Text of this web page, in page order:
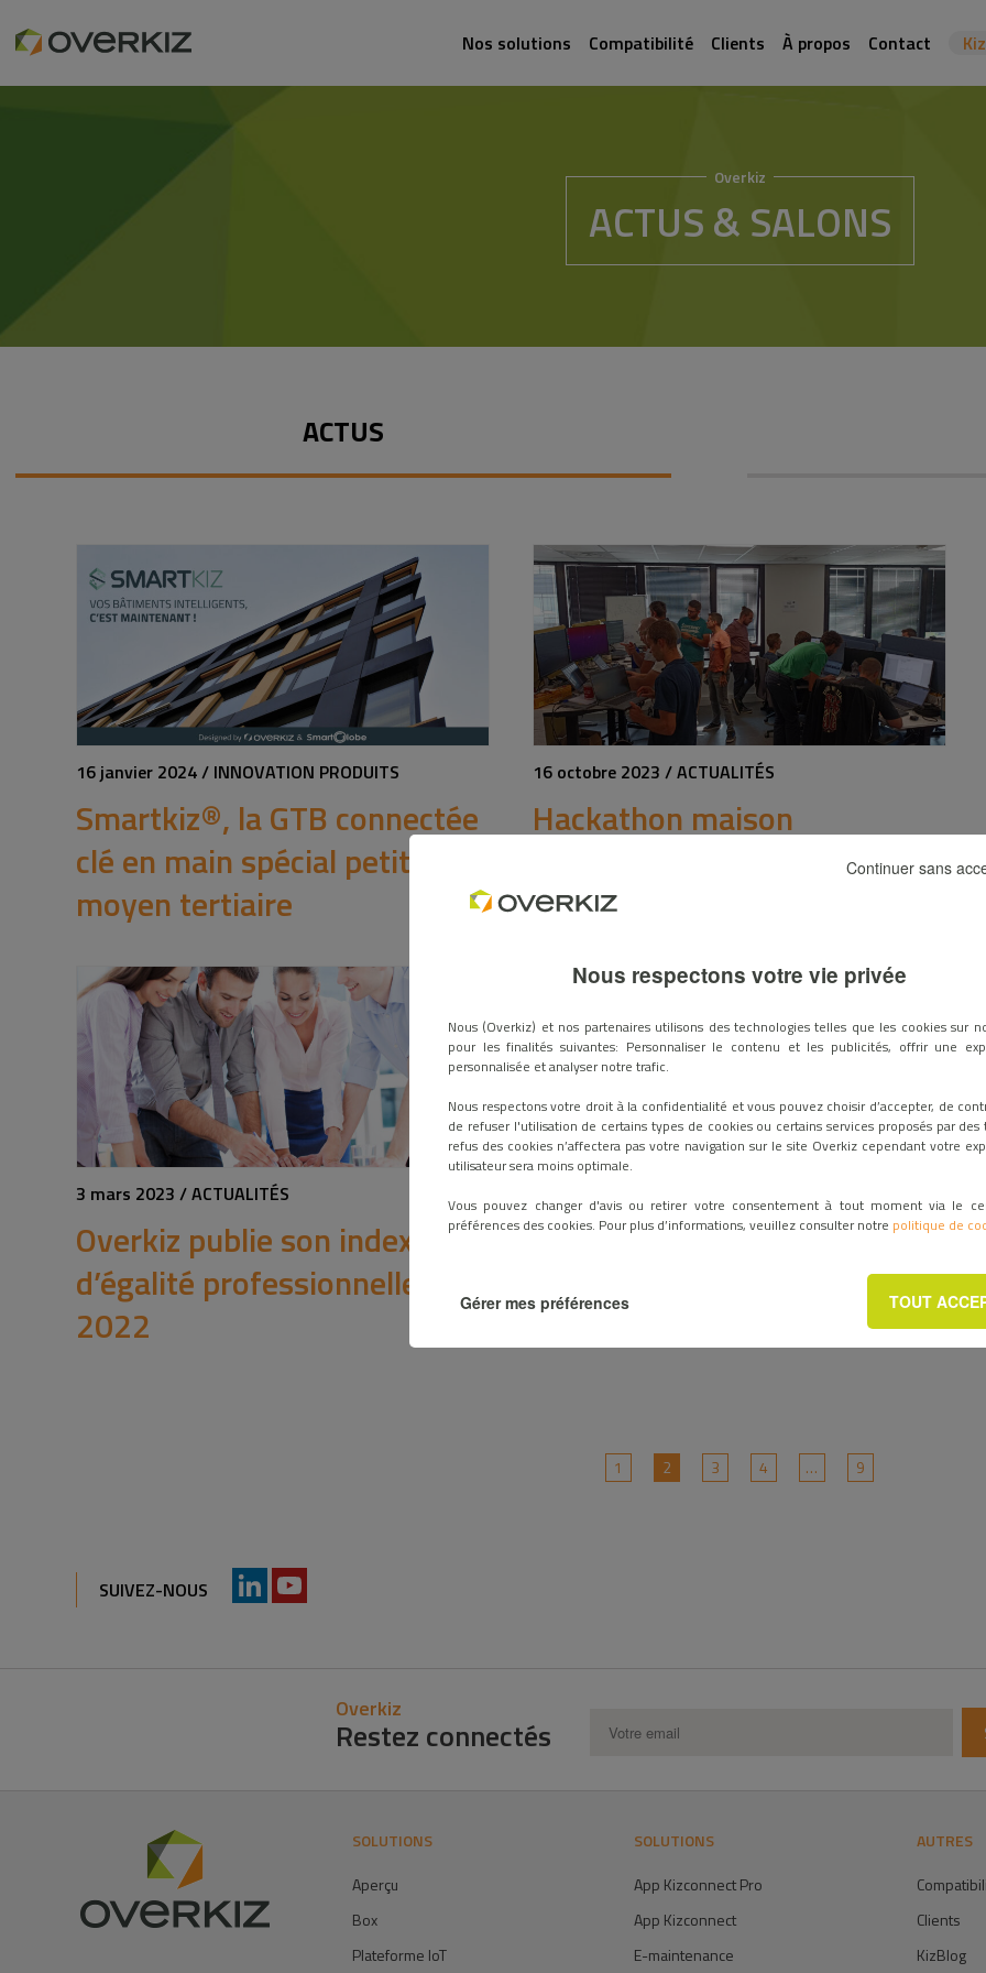
Nos solutions Compatibilité Clients À propos Contact
Overkiz
ACTUS & SALONS
ACTUS
16 janvier 2024 / INNOVATION PRODUITS
Smartkiz®, la GTB connectée
clé en main spécial petit et
moyen tertiaire
16 octobre 2023 / ACTUALITÉS
Hackathon maison
3 mars 2023 / ACTUALITÉS
Overkiz publie son index
d’égalité professionnelle
2022
Laponie Trophy 10-14 Mars
2023 – Overkiz soutient un
duo de choc
1 2 3 4 … 9
SUIVEZ-NOUS
Overkiz
Restez connectés
SOLUTIONS
Aperçu
Box
Plateforme IoT
SOLUTIONS
App Kizconnect Pro
App Kizconnect
E-maintenance
AUTRES
Clients
KizBlog
Nous respectons votre vie privée
Nous (Overkiz) et nos partenaires utilisons des technologies telles que les cookies sur
pour les finalités suivantes: Personnaliser le contenu et les publicités, offrir une
personnalisée et analyser notre trafic.
Nous respectons votre droit à la confidentialité et vous pouvez choisir d’accepter, de
de refuser l'utilisation de certains types de cookies ou certains services proposés par des
refus des cookies n’affectera pas votre navigation sur le site Overkiz cependant votre
utilisateur sera moins optimale.
Vous pouvez changer d'avis ou retirer votre consentement à tout moment via le
préférences des cookies. Pour plus d’informations, veuillez consulter notre politique de
Continuer sans
TOUT
Gérer mes préférences